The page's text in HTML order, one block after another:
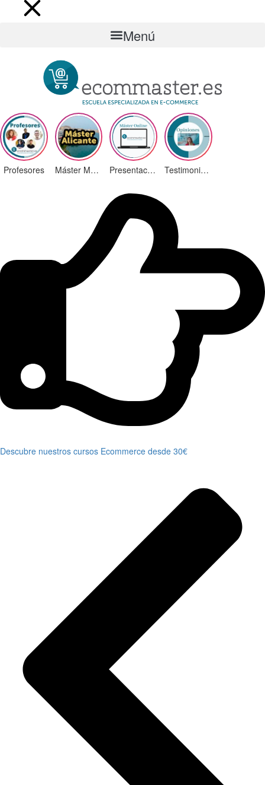
Menú
Profesores Máster Marketing Digital en Alicante Presentación ¡Nuevas Ediciones! Testimonios Alumnos
Descubre nuestros cursos Ecommerce desde 30€